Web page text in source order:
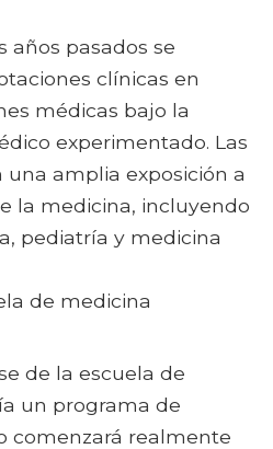
años pasados ​​se
clínicas en
médicas bajo la
experimentado. Las
amplia exposición a
la medicina, incluyendo
pediatría y medicina
de medicina
de la escuela de
un programa de
comenzará realmente